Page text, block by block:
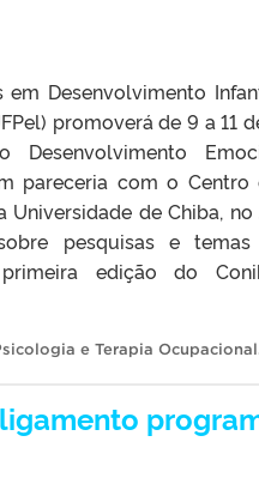
Desenvolvimento
promoverá de 9 a 11
Desenvolvimento
pareceria com o Centro
de Chiba, no
pesquisas e temas
edição do
e Terapia Ocupacional